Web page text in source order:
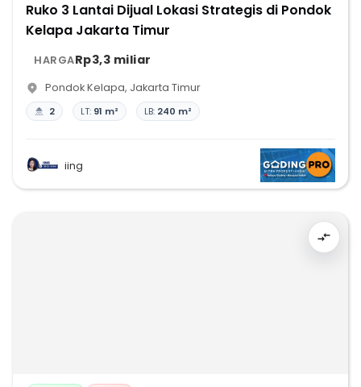
Ruko 3 Lantai Dijual Lokasi Strategis di Pondok
Kelapa Jakarta Timur
HARGARp3,3 miliar
Pondok Kelapa, Jakarta Timur
2 LT: 91 m² LB: 240 m²
iing